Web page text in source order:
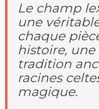
Le champ
une
chaque
histoire,
tradition
racines
magique.